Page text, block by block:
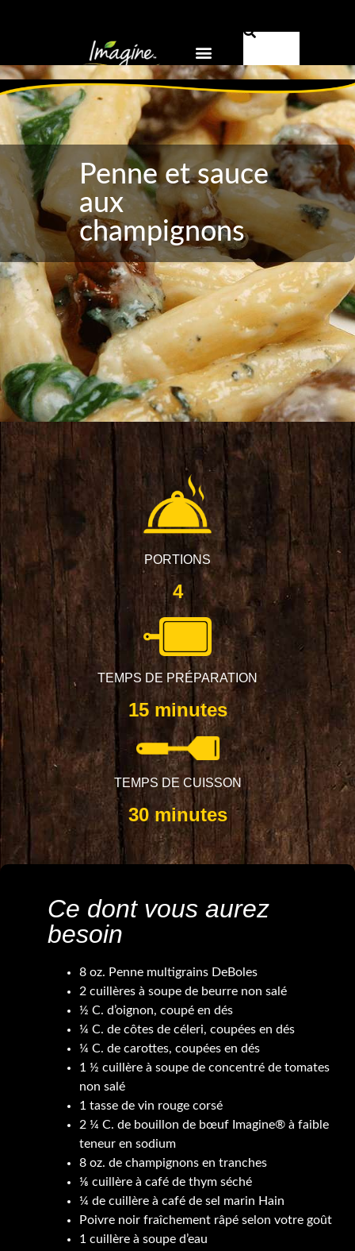
Penne et sauce
aux
champignons
PORTIONS
4
TEMPS DE PRÉPARATION
15 minutes
TEMPS DE CUISSON
30 minutes
Ce dont vous aurez
besoin
8 oz. Penne multigrains DeBoles
2 cuillères à soupe de beurre non salé
½ C. d’oignon, coupé en dés
¼ C. de côtes de céleri, coupées en dés
¼ C. de carottes, coupées en dés
1 ½ cuillère à soupe de concentré de tomates
non salé
1 tasse de vin rouge corsé
2 ¼ C. de bouillon de bœuf Imagine® à faible
teneur en sodium
8 oz. de champignons en tranches
⅛ cuillère à café de thym séché
¼ de cuillère à café de sel marin Hain
Poivre noir fraîchement râpé selon votre goût
1 cuillère à soupe d’eau